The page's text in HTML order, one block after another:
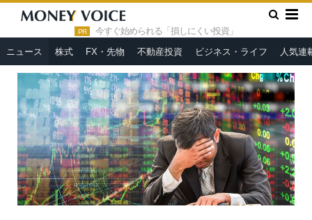
PR 今すぐ始められる「損しにくい投資」
ニュース 株式 FX・先物 不動産投資 ビジネス・ライフ 人気連
HOME » ニュース »
日経平均２万円割れへ。米国市場を襲った
「クリスマス大暴落」の複合要因とは＝児島康孝